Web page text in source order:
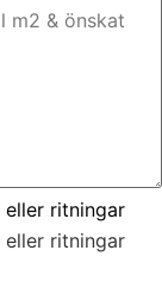
eller ritningar
eller ritningar